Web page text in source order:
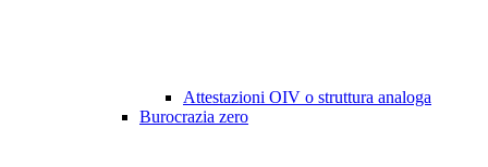
Attestazioni OIV o struttura analoga
Burocrazia zero